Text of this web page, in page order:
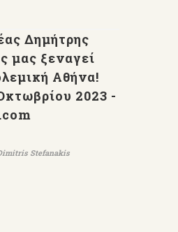
Δημήτρης
μας ξεναγεί
Αθήνα!
2023 -
Stefanakis